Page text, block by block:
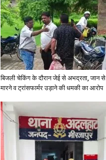
बिजली चेकिंग के दौरान जेई से अभद्रता, जान से
मारने व ट्रांसफार्मर उड़ाने की धमकी का आरोप